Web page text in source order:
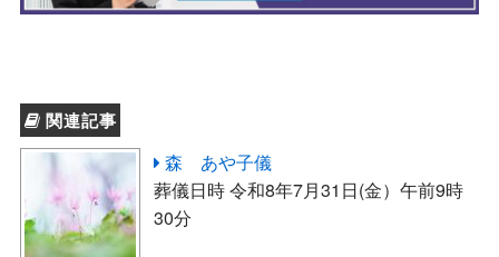
関連記事
森 あや子儀
葬儀日時 令和8年7月31日(金）午前9時
30分